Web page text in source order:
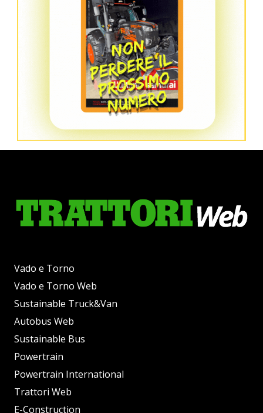
Vado e Torno
Vado e Torno Web
Sustainable Truck&Van
Autobus Web
Sustainable Bus
Powertrain
Powertrain International
Trattori Web
E-Construction